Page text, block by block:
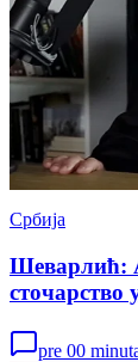
Србија
Шеварлић:
сточарство
pre 00